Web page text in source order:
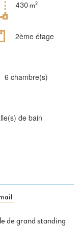
Superficie
430 m²
Etages
2ème étage
Chambres
6 chambre(s)
de bain
de grand standing